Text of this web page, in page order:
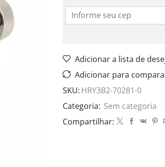
Adicionar a lista de
Adicionar para
SKU: HRY3B2-70281-0
Categoria: Sem categoria
Compartilhar: